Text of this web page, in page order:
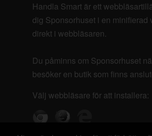
Handla Smart är ett
dig Sponsorhuset i en minifierad
direkt i webbläsaren.
Du påminns om Sponsorhuset
besöker en butik som finns
Välj webbläsare för att installera: